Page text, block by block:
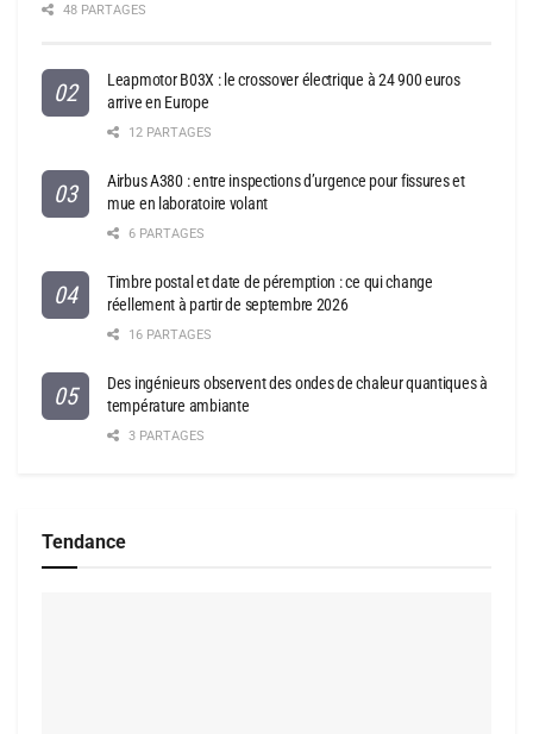
48 PARTAGES
Leapmotor B03X : le crossover électrique à 24 900 euros
arrive en Europe
12 PARTAGES
Airbus A380 : entre inspections d’urgence pour fissures et
mue en laboratoire volant
6 PARTAGES
Timbre postal et date de péremption : ce qui change
réellement à partir de septembre 2026
16 PARTAGES
Des ingénieurs observent des ondes de chaleur quantiques à
température ambiante
3 PARTAGES
Tendance